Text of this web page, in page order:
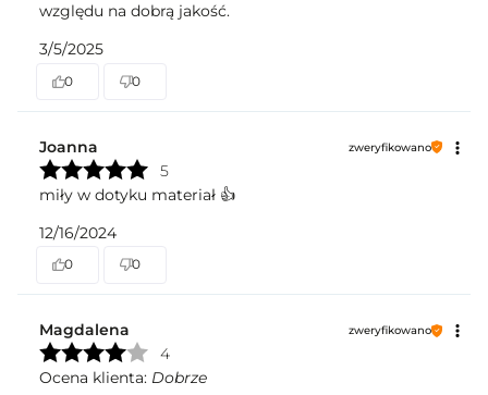
względu na dobrą jakość.
3/5/2025
0 0
Joanna zweryfikowano
5
miły w dotyku materiał 👍️
12/16/2024
0 0
Magdalena zweryfikowano
4
Ocena klienta: Dobrze